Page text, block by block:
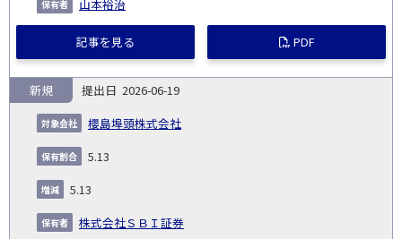
山本裕治
記事を見る PDF
2026-06-19
櫻島埠頭株式会社
新規
5.13
5.13
株式会社ＳＢＩ証券